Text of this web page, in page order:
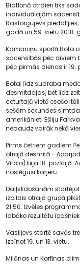
Biatlonā otrdien tiks
individuālajām
Rastorgujevs
gadā un 59. vietu 2018.
Kamaniņu sportā Bota
sacensībās pēc diviem
pēc pirmās dienas ir 19.
Botai līdz sudraba
desmitdaļas, bet līdz
ceturtajā vietā esošo
sešām sekundes
amerikānieti Ešliju
nedaudz vairāk nekā
Pirms četriem gadiem
otrajā desmitā -
Vītola) bija 18. pozīcijā.
noslēgusi karjeru.
Daiļslidošanām
izpildīs otrajā grupā
21.50. Izvēles
labāko rezultātu
Vasiļjevs startē savās
izcīnot 19. un 13. vietu.
Milānas un Kortīnas